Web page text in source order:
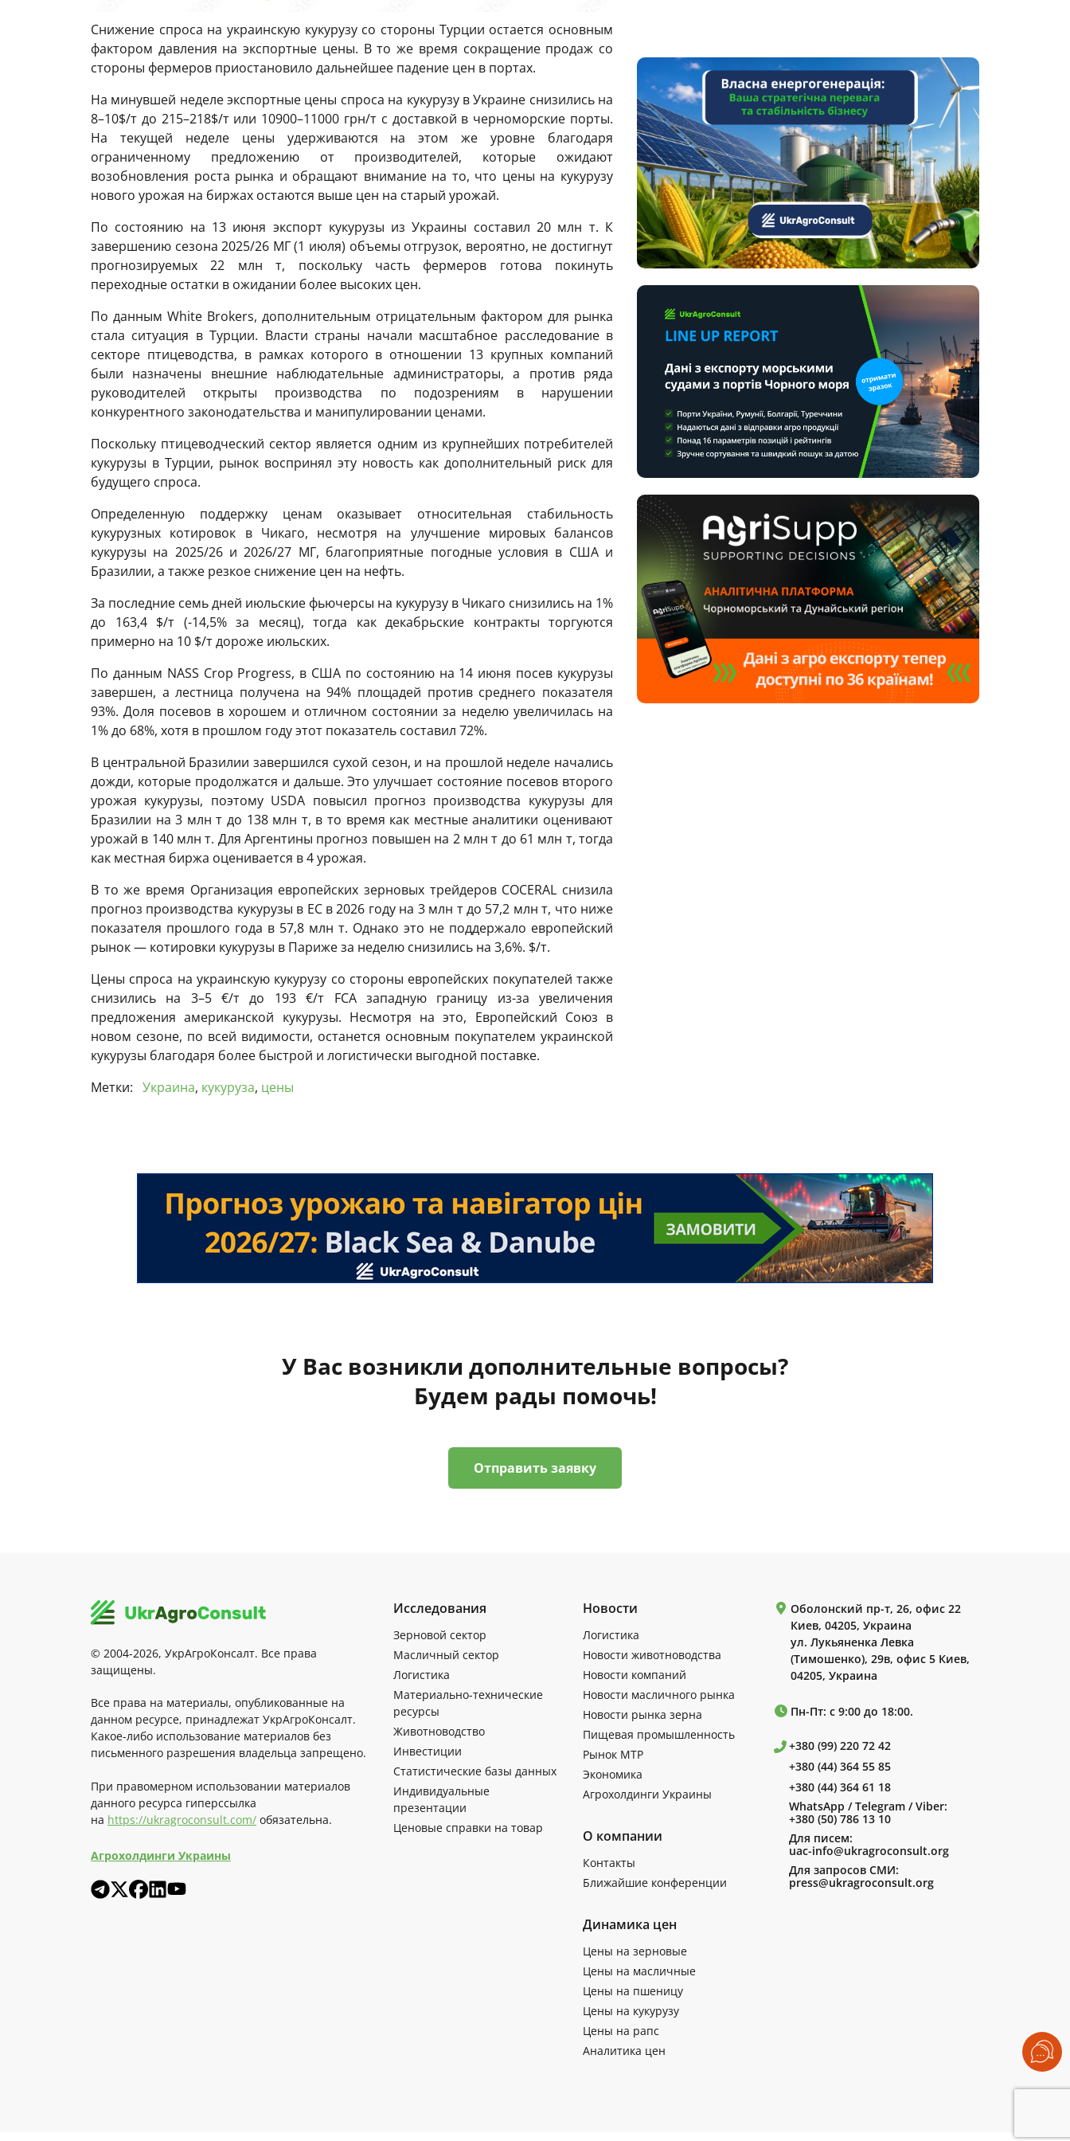
Снижение спроса на украинскую кукурузу со стороны Турции остается основным
фактором давления на экспортные цены. В то же время сокращение продаж со
стороны фермеров приостановило дальнейшее падение цен в портах.
На минувшей неделе экспортные цены спроса на кукурузу в Украине снизились на
8–10$/т до 215–218$/т или 10900–11000 грн/т с доставкой в черноморские порты.
На текущей неделе цены удерживаются на этом же уровне благодаря
ограниченному предложению от производителей, которые ожидают
возобновления роста рынка и обращают внимание на то, что цены на кукурузу
нового урожая на биржах остаются выше цен на старый урожай.
По состоянию на 13 июня экспорт кукурузы из Украины составил 20 млн т. К
завершению сезона 2025/26 МГ (1 июля) объемы отгрузок, вероятно, не достигнут
прогнозируемых 22 млн т, поскольку часть фермеров готова покинуть
переходные остатки в ожидании более высоких цен.
По данным White Brokers, дополнительным отрицательным фактором для рынка
стала ситуация в Турции. Власти страны начали масштабное расследование в
секторе птицеводства, в рамках которого в отношении 13 крупных компаний
были назначены внешние наблюдательные администраторы, а против ряда
руководителей открыты производства по подозрениям в нарушении
конкурентного законодательства и манипулировании ценами.
Поскольку птицеводческий сектор является одним из крупнейших потребителей
кукурузы в Турции, рынок воспринял эту новость как дополнительный риск для
будущего спроса.
Определенную поддержку ценам оказывает относительная стабильность
кукурузных котировок в Чикаго, несмотря на улучшение мировых балансов
кукурузы на 2025/26 и 2026/27 МГ, благоприятные погодные условия в США и
Бразилии, а также резкое снижение цен на нефть.
За последние семь дней июльские фьючерсы на кукурузу в Чикаго снизились на 1%
до 163,4 $/т (-14,5% за месяц), тогда как декабрьские контракты торгуются
примерно на 10 $/т дороже июльских.
По данным NASS Crop Progress, в США по состоянию на 14 июня посев кукурузы
завершен, а лестница получена на 94% площадей против среднего показателя
93%. Доля посевов в хорошем и отличном состоянии за неделю увеличилась на
1% до 68%, хотя в прошлом году этот показатель составил 72%.
В центральной Бразилии завершился сухой сезон, и на прошлой неделе начались
дожди, которые продолжатся и дальше. Это улучшает состояние посевов второго
урожая кукурузы, поэтому USDA повысил прогноз производства кукурузы для
Бразилии на 3 млн т до 138 млн т, в то время как местные аналитики оценивают
урожай в 140 млн т. Для Аргентины прогноз повышен на 2 млн т до 61 млн т, тогда
как местная биржа оценивается в 4 урожая.
В то же время Организация европейских зерновых трейдеров COCERAL снизила
прогноз производства кукурузы в ЕС в 2026 году на 3 млн т до 57,2 млн т, что ниже
показателя прошлого года в 57,8 млн т. Однако это не поддержало европейский
рынок — котировки кукурузы в Париже за неделю снизились на 3,6%. $/т.
Цены спроса на украинскую кукурузу со стороны европейских покупателей также
снизились на 3–5 €/т до 193 €/т FCA западную границу из-за увеличения
предложения американской кукурузы. Несмотря на это, Европейский Союз в
новом сезоне, по всей видимости, останется основным покупателем украинской
кукурузы благодаря более быстрой и логистически выгодной поставке.
Метки: Украина, кукуруза, цены
У Вас возникли дополнительные вопросы?
Будем рады помочь!
Отправить заявку
© 2004-2026, УкрАгроКонсалт. Все права
защищены.
Все права на материалы, опубликованные на
данном ресурсе, принадлежат УкрАгроКонсалт.
Какое-либо использование материалов без
письменного разрешения владельца запрещено.
При правомерном использовании материалов
данного ресурса гиперссылка
на https://ukragroconsult.com/ обязательна.
Агрохолдинги Украины
Исследования
Зерновой сектор
Масличный сектор
Логистика
Материально-технические
ресурсы
Животноводство
Инвестиции
Статистические базы данных
Индивидуальные
презентации
Ценовые справки на товар
Новости
Логистика
Новости животноводства
Новости компаний
Новости масличного рынка
Новости рынка зерна
Пищевая промышленность
Рынок МТР
Экономика
Агрохолдинги Украины
О компании
Контакты
Ближайшие конференции
Динамика цен
Цены на зерновые
Цены на масличные
Цены на пшеницу
Цены на кукурузу
Цены на рапс
Аналитика цен
Оболонский пр-т, 26, офис 22
Киев, 04205, Украина
ул. Лукьяненка Левка
(Тимошенко), 29в, офис 5 Киев,
04205, Украина
Пн-Пт: с 9:00 до 18:00.
+380 (99) 220 72 42
+380 (44) 364 55 85
+380 (44) 364 61 18
WhatsApp / Telegram / Viber:
+380 (50) 786 13 10
Для писем:
uac-info@ukragroconsult.org
Для запросов СМИ:
press@ukragroconsult.org